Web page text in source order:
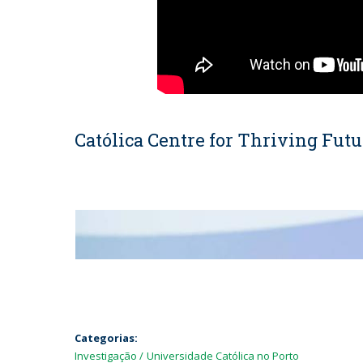
Católica Centre for Thriving
Categorias:
Investigação
Universidade Católica no Porto